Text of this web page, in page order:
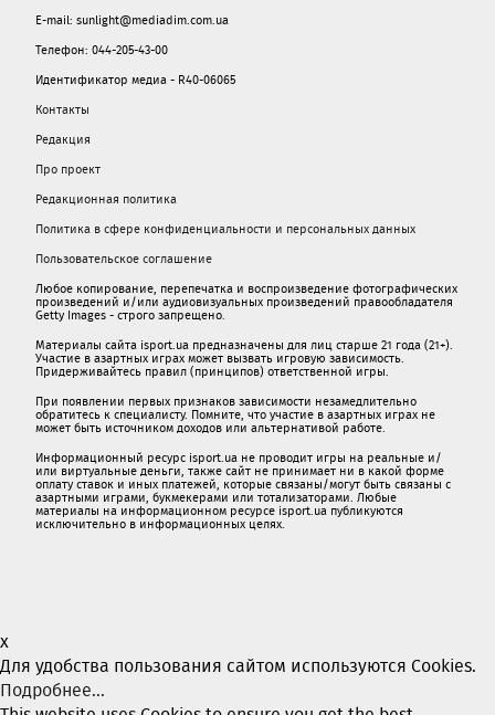
E-mail: sunlight@mediadim.com.ua
Телефон: 044-205-43-00
Идентификатор медиа - R40-06065
Контакты
Редакция
Про проект
Редакционная политика
Политика в сфере конфиденциальности и персональных данных
Пользовательское соглашение
Любое копирование, перепечатка и воспроизведение фотографических
произведений и/или аудиовизуальных произведений правообладателя
Getty Images - строго запрещено.
Материалы сайта isport.ua предназначены для лиц старше 21 года (21+).
Участие в азартных играх может вызвать игровую зависимость.
Придерживайтесь правил (принципов) ответственной игры.
При появлении первых признаков зависимости незамедлительно
обратитесь к специалисту. Помните, что участие в азартных играх не
может быть источником доходов или альтернативой работе.
Информационный ресурс isport.ua не проводит игры на реальные и/
или виртуальные деньги, также сайт не принимает ни в какой форме
oплaту ставок и иных платежей, которые связаны/могут быть связаны c
азартными игрaми, букмекерами или тотализаторами. Любые
материалы на информационном ресурсе isport.ua публикуютcя
исключительно в информационных целях.
x
Для удобства пользования сайтом используются Cookies.
Подробнее...